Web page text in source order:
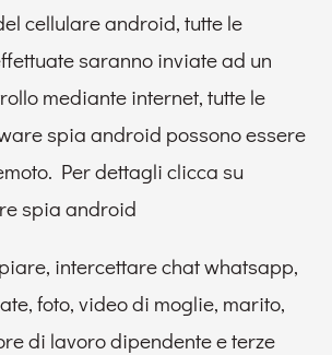
cellulare android, tutte le
saranno inviate ad un
mediante internet, tutte le
spia android possono essere
Per dettagli clicca su
spia android
intercettare chat whatsapp,
foto, video di moglie, marito,
di lavoro dipendente e terze